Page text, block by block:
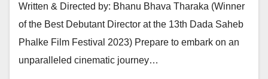
Written & Directed by: Bhanu Bhava Tharaka (Winner
of the Best Debutant Director at the 13th Dada Saheb
Phalke Film Festival 2023) Prepare to embark on an
unparalleled cinematic journey…